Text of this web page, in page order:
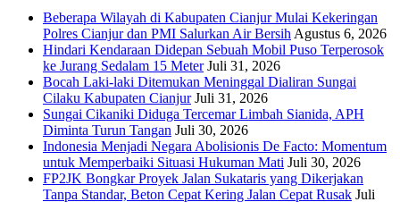
Beberapa Wilayah di Kabupaten Cianjur Mulai Kekeringan
Polres Cianjur dan PMI Salurkan Air Bersih Agustus 6, 2026
Hindari Kendaraan Didepan Sebuah Mobil Puso Terperosok
ke Jurang Sedalam 15 Meter Juli 31, 2026
Bocah Laki-laki Ditemukan Meninggal Dialiran Sungai
Cilaku Kabupaten Cianjur Juli 31, 2026
Sungai Cikaniki Diduga Tercemar Limbah Sianida, APH
Diminta Turun Tangan Juli 30, 2026
‎Indonesia Menjadi Negara Abolisionis De Facto: Momentum
untuk Memperbaiki Situasi Hukuman Mati Juli 30, 2026
FP2JK Bongkar Proyek Jalan Sukataris yang Dikerjakan
Tanpa Standar, Beton Cepat Kering Jalan Cepat Rusak Juli